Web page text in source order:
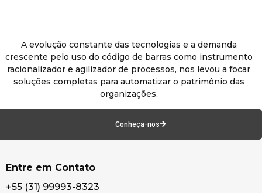
A evolução constante das tecnologias e a demanda
crescente pelo uso do código de barras como instrumento
racionalizador e agilizador de processos, nos levou a focar
soluções completas para automatizar o patrimônio das
organizações.
Conheça-nos
Entre em Contato
+55 (31) 99993-8323